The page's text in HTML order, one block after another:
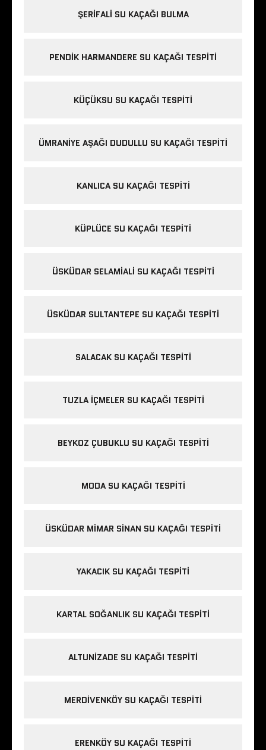
ŞERIFALI SU KAÇAĞI BULMA
PENDIK HARMANDERE SU KAÇAĞI TESPITI
KÜÇÜKSU SU KAÇAĞI TESPITI
ÜMRANIYE AŞAĞI DUDULLU SU KAÇAĞI TESPITI
KANLICA SU KAÇAĞI TESPITI
KÜPLÜCE SU KAÇAĞI TESPITI
ÜSKÜDAR SELAMIALI SU KAÇAĞI TESPITI
ÜSKÜDAR SULTANTEPE SU KAÇAĞI TESPITI
SALACAK SU KAÇAĞI TESPITI
TUZLA IÇMELER SU KAÇAĞI TESPITI
BEYKOZ ÇUBUKLU SU KAÇAĞI TESPITI
MODA SU KAÇAĞI TESPITI
ÜSKÜDAR MIMAR SINAN SU KAÇAĞI TESPITI
YAKACIK SU KAÇAĞI TESPITI
KARTAL SOĞANLIK SU KAÇAĞI TESPITI
ALTUNIZADE SU KAÇAĞI TESPITI
MERDIVENKÖY SU KAÇAĞI TESPITI
ERENKÖY SU KAÇAĞI TESPITI